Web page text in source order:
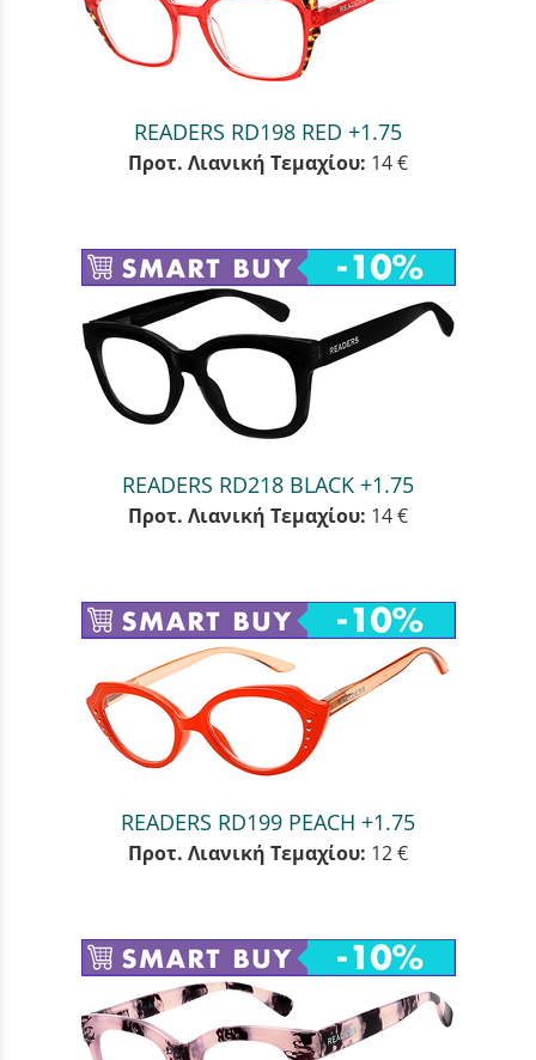
READERS RD198 RED +1.75
Προτ. Λιανική Τεμαχίου: 14 €
READERS RD218 BLACK +1.75
Προτ. Λιανική Τεμαχίου: 14 €
READERS RD199 PEACH +1.75
Προτ. Λιανική Τεμαχίου: 12 €